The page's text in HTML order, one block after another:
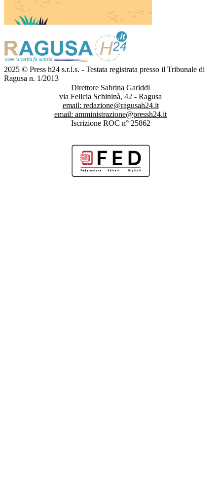
2025 © Press h24 s.r.l.s. - Testata registrata presso il Tribunale di
Ragusa n. 1/2013
Direttore Sabrina Gariddi
via Felicia Schininà, 42 - Ragusa
email: redazione@ragusah24.it
email: amministrazione@pressh24.it
Iscrizione ROC n° 25862